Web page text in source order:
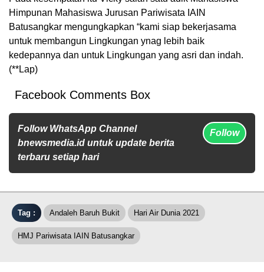
Himpunan Mahasiswa Jurusan Pariwisata IAIN
Batusangkar mengungkapkan “kami siap bekerjasama
untuk membangun Lingkungan ynag lebih baik
kedepannya dan untuk Lingkungan yang asri dan indah.
(**Lap)
Facebook Comments Box
Follow WhatsApp Channel
bnewsmedia.id untuk update berita
terbaru setiap hari
Follow
Tag : Andaleh Baruh Bukit Hari Air Dunia 2021
HMJ Pariwisata IAIN Batusangkar